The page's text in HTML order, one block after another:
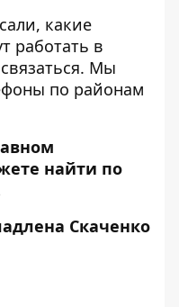
какие
работать в
Мы
по районам
найти по
Скаченко